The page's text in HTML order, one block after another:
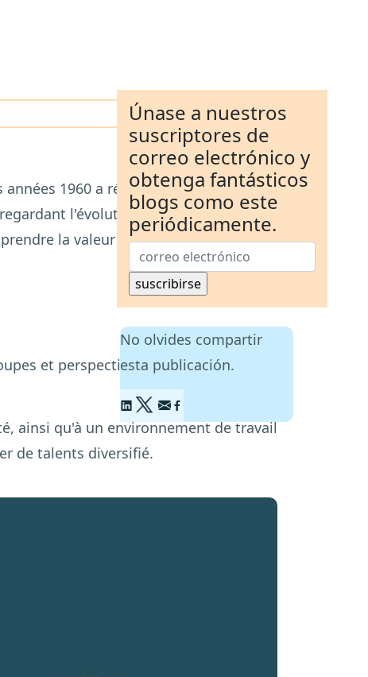
1960 a réussi à offrir davantage
l'évolution du concept de la
la valeur et la signification de la
et perspectives sont représentés
ainsi qu'à un environnement de travail
de talents diversifié.
Únase a nuestros
suscriptores de
correo electrónico y
obtenga fantásticos
blogs como este
periódicamente.
No olvides compartir
esta publicación.